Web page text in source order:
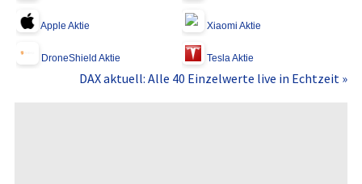
Apple Aktie Xiaomi Aktie
DroneShield Aktie Tesla Aktie
DAX aktuell: Alle 40 Einzelwerte live in Echtzeit »